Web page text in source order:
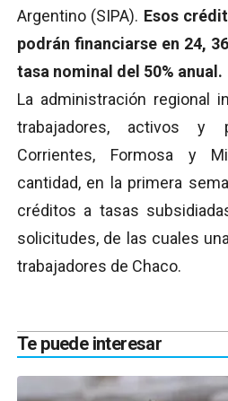
Argentino (SIPA). Esos
podrán financiarse en 24,
tasa nominal del 50% anual.
La administración regional
trabajadores, activos y
Corrientes, Formosa y
cantidad, en la primera
créditos a tasas
solicitudes, de las cuales
trabajadores de Chaco.
Te puede interesar